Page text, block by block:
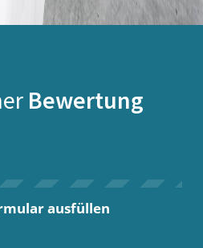
Bewertung
ausfüllen